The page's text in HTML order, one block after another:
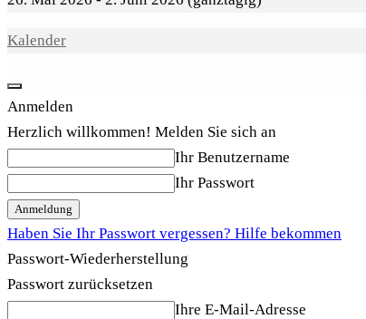
Kalender
Anmelden
Herzlich willkommen! Melden Sie sich an
Ihr Benutzername
Ihr Passwort
Haben Sie Ihr Passwort vergessen? Hilfe bekommen
Passwort-Wiederherstellung
Passwort zurücksetzen
Ihre E-Mail-Adresse